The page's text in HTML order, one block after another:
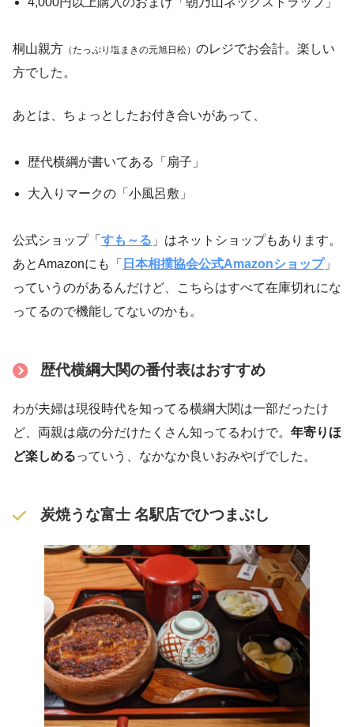
桐山親方 （たっぷり塩まきの元旭日松） のレジでお会計。楽しい
方でした。
あとは、ちょっとしたお付き合いがあって、
歴代横綱が書いてある「扇子」
大入りマークの「小風呂敷」
公式ショップ「 すも～る 」はネットショップもあります。
あとAmazonにも「 日本相撲協会公式Amazonショップ」
っていうのがあるんだけど、こちらはすべて在庫切れにな
ってるので機能してないのかも。
歴代横綱大関の番付表はおすすめ
わが夫婦は現役時代を知ってる横綱大関は一部だったけ
ど、両親は歳の分だけたくさん知ってるわけで。 年寄りほ
ど楽しめるっていう、なかなか良いおみやげでした。
炭焼うな富士 名駅店でひつまぶし